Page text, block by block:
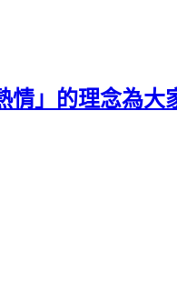
」的理念為